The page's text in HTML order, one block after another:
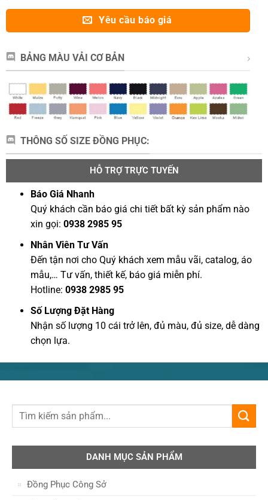
Yêu cầu báo giá
BẢNG MÀU VẢI CƠ BẢN
THÔNG SỐ SIZE ĐỒNG PHỤC:
HỖ TRỢ TRỰC TUYẾN
Báo Giá Nhanh
Quý khách cần báo giá chi tiết bất kỳ sản phẩm nào
xin gọi:0938 2985 95
Nhân Viên Tư Vấn
Đến tận nơi cho Quý khách xem mẫu vãi, catalog, áo
mẫu,… Tư vấn, thiết kế, báo giá miễn phí.
Hotline: 0938 2985 95
Số Lượng Đặt Hàng
Nhận số lượng 10 cái trở lên, đủ màu, đủ size, dễ dàng
chọn lựa.
DANH MỤC SẢN PHẨM
Đồng Phục Công Sở